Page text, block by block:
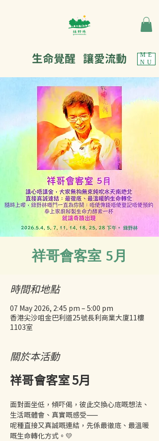
ME
NU
生命覺醒 讓愛流動
祥哥會客室 5月
時間和地點
07 May 2026, 2:45 pm – 5:00 pm
香港尖沙咀金巴利道25號長利商業大廈11樓
1103室
關於本活動
祥哥會客室 5月
面對面坐低，傾吓偈，彼此交換心底嘅想法、
生活嘅體會、真實嘅感受——
呢種直接又真誠嘅連結，先係最徹底、最溫暖
嘅生命轉化方式。💛